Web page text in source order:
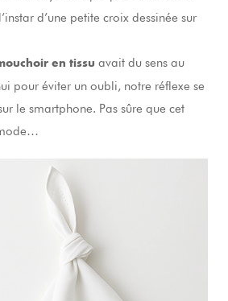
d’une petite croix dessinée sur
en tissu avait du sens au
pour éviter un oubli, notre réflexe se
le smartphone. Pas sûre que cet